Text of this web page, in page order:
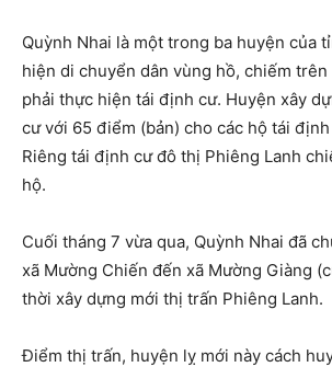
Quỳnh Nhai là một trong ba huyện của
hiện di chuyển dân vùng hồ, chiếm
phải thực hiện tái định cư. Huyện xây
cư với 65 điểm (bản) cho các hộ tái
Riêng tái định cư đô thị Phiêng Lanh
hộ.
Cuối tháng 7 vừa qua, Quỳnh Nhai đã
xã Mường Chiến đến xã Mường Giàng
thời xây dựng mới thị trấn Phiêng Lanh.
Điểm thị trấn, huyện lỵ mới này cách